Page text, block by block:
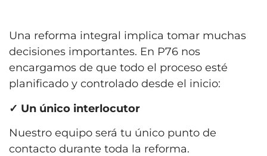
Una reforma integral implica tomar muchas
decisiones importantes. En P76 nos
encargamos de que todo el proceso esté
planificado y controlado desde el inicio:
✓ Un único interlocutor
Nuestro equipo será tu único punto de
contacto durante toda la reforma.